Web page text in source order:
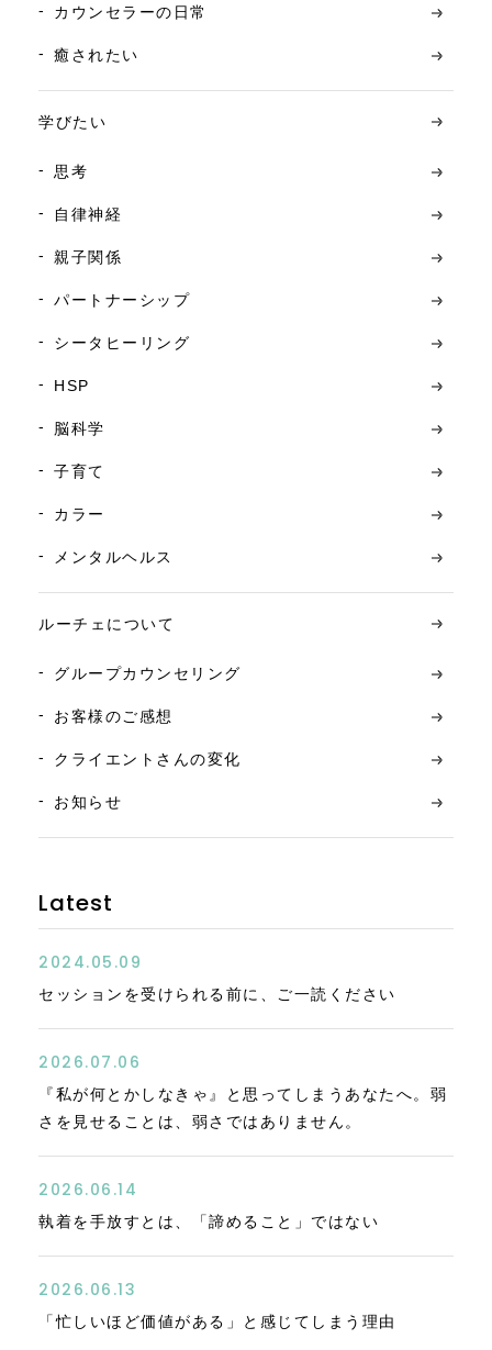
カウンセラーの日常
癒されたい
学びたい
思考
自律神経
親子関係
パートナーシップ
シータヒーリング
HSP
脳科学
子育て
カラー
メンタルヘルス
ルーチェについて
グループカウンセリング
お客様のご感想
クライエントさんの変化
お知らせ
Latest
2024.05.09
セッションを受けられる前に、ご一読ください
2026.07.06
『私が何とかしなきゃ』と思ってしまうあなたへ。弱
さを見せることは、弱さではありません。
2026.06.14
執着を手放すとは、「諦めること」ではない
2026.06.13
「忙しいほど価値がある」と感じてしまう理由